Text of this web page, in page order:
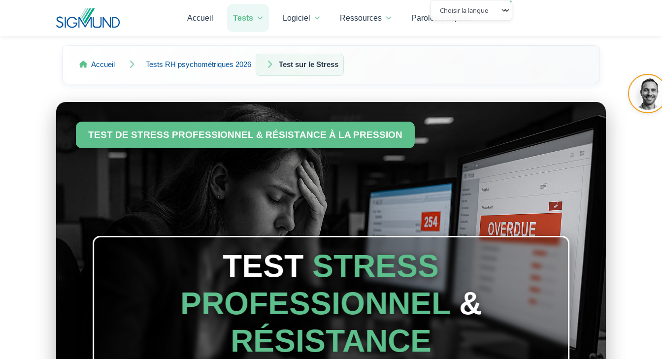
Accueil Tests Logiciel Ressources Paroles d'experts
Accueil Tests RH psychométriques 2026 Test sur le Stress
TEST DE STRESS PROFESSIONNEL & RÉSISTANCE À LA PRESSION
TEST STRESS
PROFESSIONNEL&
RÉSISTANCE